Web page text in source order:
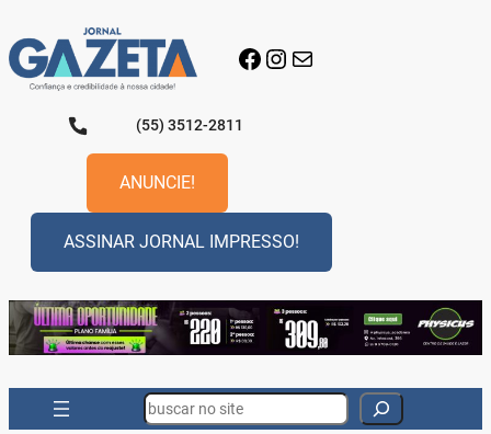
para
o
conteúdo
Facebook
Instagram
E-mail
(55) 3512-2811
ANUNCIE!
ASSINAR JORNAL IMPRESSO!
Search